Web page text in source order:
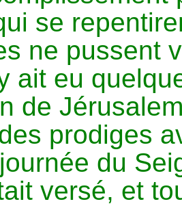
se
ne pussent
ait eu
de
prodiges
du
versé, et